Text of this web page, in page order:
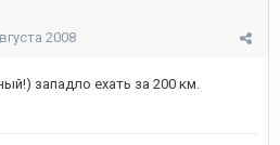
2008
западло ехать за 200 км.